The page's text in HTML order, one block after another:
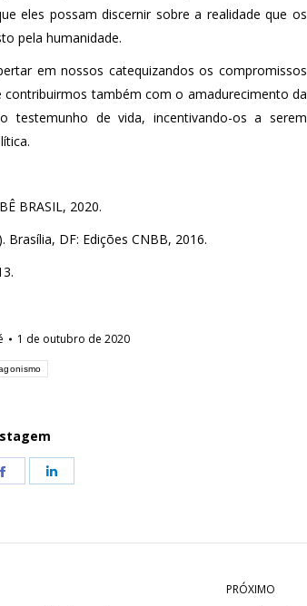
eles possam discernir sobre a realidade que os
pela humanidade.
em nossos catequizandos os compromissos
contribuirmos também com o amadurecimento da
testemunho de vida, incentivando-os a serem
BRASIL, 2020.
DF: Edições CNBB, 2016.
1 de outubro de 2020
Share
PRÓXIMO